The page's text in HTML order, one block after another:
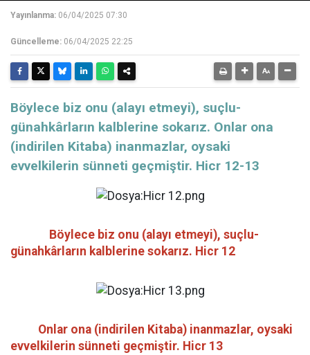
Yayınlanma: 06/04/2025 07:30
Güncelleme: 06/04/2025 22:25
Böylece biz onu (alayı etmeyi), suçlu-
günahkârların kalblerine sokarız. Onlar ona
(indirilen Kitaba) inanmazlar, oysaki
evvelkilerin sünneti geçmiştir. Hicr 12-13
Böylece biz onu (alayı etmeyi), suçlu-
günahkârların kalblerine sokarız. Hicr 12
Onlar ona (indirilen Kitaba) inanmazlar, oysaki
evvelkilerin sünneti geçmiştir. Hicr 13